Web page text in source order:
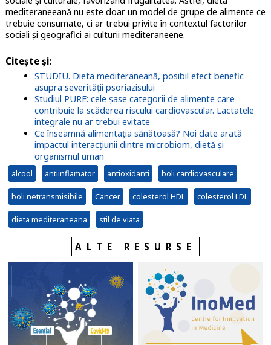
mediteraneeană nu este doar un model de grupe de alimente ce
trebuie consumate, ci ar trebui privite în contextul factorilor
sociali și geografici ai culturii mediteraneene.
Citeşte şi:
STUDIU. Dieta mediteraneană, posibil efect benefic
asupra severității psoriazisului
Studiul PURE: cele șase categorii de alimente care
contribuie la scăderea riscului cardiovascular. Lactatele
integrale nu ar trebui evitate
Ce înseamnă alimentația sănătoasă? Noi date arată
impactul interacțiunii dintre microbiom, dietă și
organismul uman
alcool antiinflamator antioxidanti boli cardiovasculare
boli netransmisibile Cancer colesterol HDL colesterol LDL
dieta mediteraneana stil de viata
ALTE RESURSE